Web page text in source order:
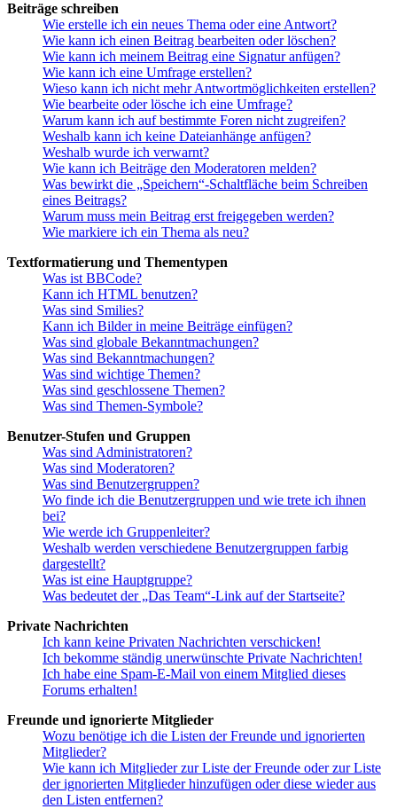
Beiträge schreiben
Wie erstelle ich ein neues Thema oder eine Antwort?
Wie kann ich einen Beitrag bearbeiten oder löschen?
Wie kann ich meinem Beitrag eine Signatur anfügen?
Wie kann ich eine Umfrage erstellen?
Wieso kann ich nicht mehr Antwortmöglichkeiten erstellen?
Wie bearbeite oder lösche ich eine Umfrage?
Warum kann ich auf bestimmte Foren nicht zugreifen?
Weshalb kann ich keine Dateianhänge anfügen?
Weshalb wurde ich verwarnt?
Wie kann ich Beiträge den Moderatoren melden?
Was bewirkt die „Speichern“-Schaltfläche beim Schreiben
eines Beitrags?
Warum muss mein Beitrag erst freigegeben werden?
Wie markiere ich ein Thema als neu?
Textformatierung und Thementypen
Was ist BBCode?
Kann ich HTML benutzen?
Was sind Smilies?
Kann ich Bilder in meine Beiträge einfügen?
Was sind globale Bekanntmachungen?
Was sind Bekanntmachungen?
Was sind wichtige Themen?
Was sind geschlossene Themen?
Was sind Themen-Symbole?
Benutzer-Stufen und Gruppen
Was sind Administratoren?
Was sind Moderatoren?
Was sind Benutzergruppen?
Wo finde ich die Benutzergruppen und wie trete ich ihnen
bei?
Wie werde ich Gruppenleiter?
Weshalb werden verschiedene Benutzergruppen farbig
dargestellt?
Was ist eine Hauptgruppe?
Was bedeutet der „Das Team“-Link auf der Startseite?
Private Nachrichten
Ich kann keine Privaten Nachrichten verschicken!
Ich bekomme ständig unerwünschte Private Nachrichten!
Ich habe eine Spam-E-Mail von einem Mitglied dieses
Forums erhalten!
Freunde und ignorierte Mitglieder
Wozu benötige ich die Listen der Freunde und ignorierten
Mitglieder?
Wie kann ich Mitglieder zur Liste der Freunde oder zur Liste
der ignorierten Mitglieder hinzufügen oder diese wieder aus
den Listen entfernen?